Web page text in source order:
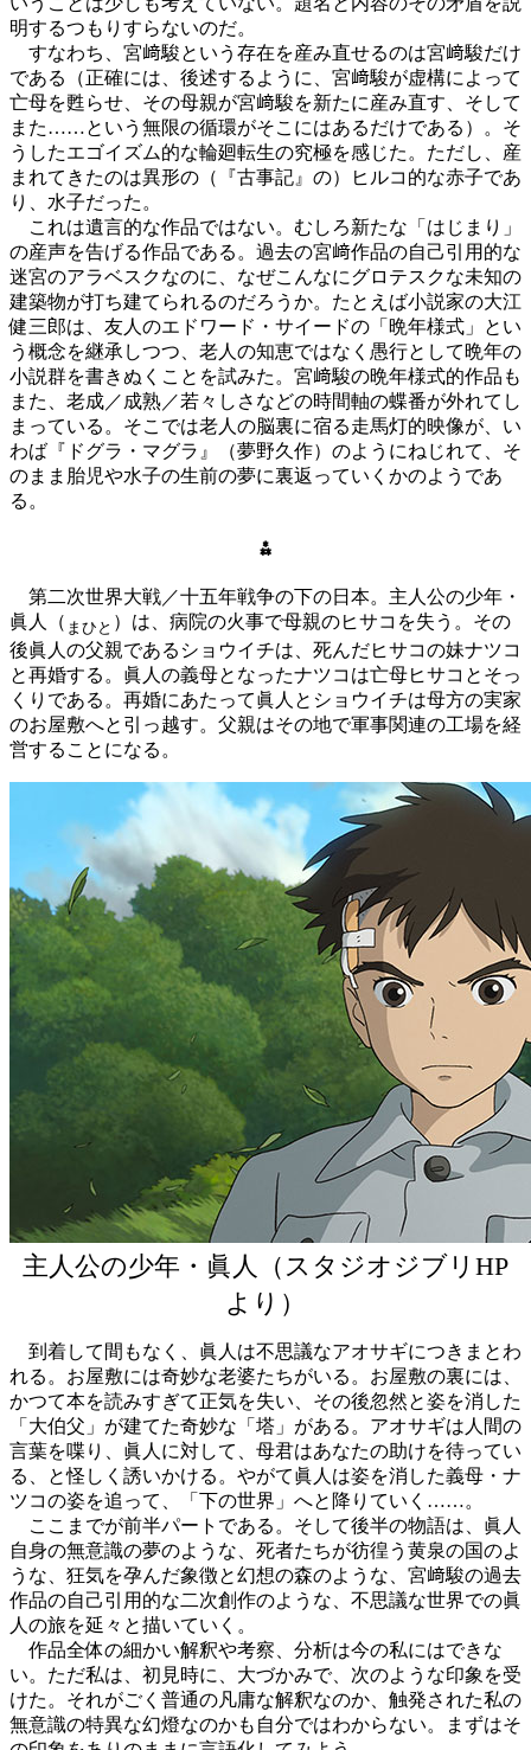
明するつもりすらないのだ。
すなわち、宮﨑駿という存在を産み直せるのは宮﨑駿だけ
である（正確には、後述するように、宮﨑駿が虚構によって
亡母を甦らせ、その母親が宮﨑駿を新たに産み直す、そして
また……という無限の循環がそこにはあるだけである）。そ
うしたエゴイズム的な輪廻転生の究極を感じた。ただし、産
まれてきたのは異形の（『古事記』の）ヒルコ的な赤子であ
り、水子だった。
これは遺言的な作品ではない。むしろ新たな「はじまり」
の産声を告げる作品である。過去の宮﨑作品の自己引用的な
迷宮のアラベスクなのに、なぜこんなにグロテスクな未知の
建築物が打ち建てられるのだろうか。たとえば小説家の大江
健三郎は、友人のエドワード・サイードの「晩年様式」とい
う概念を継承しつつ、老人の知恵ではなく愚行として晩年の
小説群を書きぬくことを試みた。宮﨑駿の晩年様式的作品も
また、老成／成熟／若々しさなどの時間軸の蝶番が外れてし
まっている。そこでは老人の脳裏に宿る走馬灯的映像が、い
わば『ドグラ・マグラ』（夢野久作）のようにねじれて、そ
のまま胎児や水子の生前の夢に裏返っていくかのようであ
る。
⁂
第二次世界大戦／十五年戦争の下の日本。主人公の少年・
眞人（ まひと ）は、病院の火事で母親のヒサコを失う。その
後眞人の父親であるショウイチは、死んだヒサコの妹ナツコ
と再婚する。眞人の義母となったナツコは亡母ヒサコとそっ
くりである。再婚にあたって眞人とショウイチは母方の実家
のお屋敷へと引っ越す。父親はその地で軍事関連の工場を経
営することになる。
主人公の少年・眞人（スタジオジブリHP
より）
到着して間もなく、眞人は不思議なアオサギにつきまとわ
れる。お屋敷には奇妙な老婆たちがいる。お屋敷の裏には、
かつて本を読みすぎて正気を失い、その後忽然と姿を消した
「大伯父」が建てた奇妙な「塔」がある。アオサギは人間の
言葉を喋り、眞人に対して、母君はあなたの助けを待ってい
る、と怪しく誘いかける。やがて眞人は姿を消した義母・ナ
ツコの姿を追って、「下の世界」へと降りていく……。
ここまでが前半パートである。そして後半の物語は、眞人
自身の無意識の夢のような、死者たちが彷徨う黄泉の国のよ
うな、狂気を孕んだ象徴と幻想の森のような、宮﨑駿の過去
作品の自己引用的な二次創作のような、不思議な世界での眞
人の旅を延々と描いていく。
作品全体の細かい解釈や考察、分析は今の私にはできな
い。ただ私は、初見時に、大づかみで、次のような印象を受
けた。それがごく普通の凡庸な解釈なのか、触発された私の
無意識の特異な幻燈なのかも自分ではわからない。まずはそ